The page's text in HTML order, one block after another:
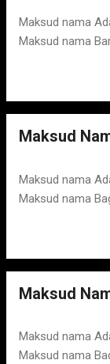
Maksud nama
Maksud nama
Maksud
Maksud nama
Maksud nama
Maksud
Maksud nama
Maksud nama